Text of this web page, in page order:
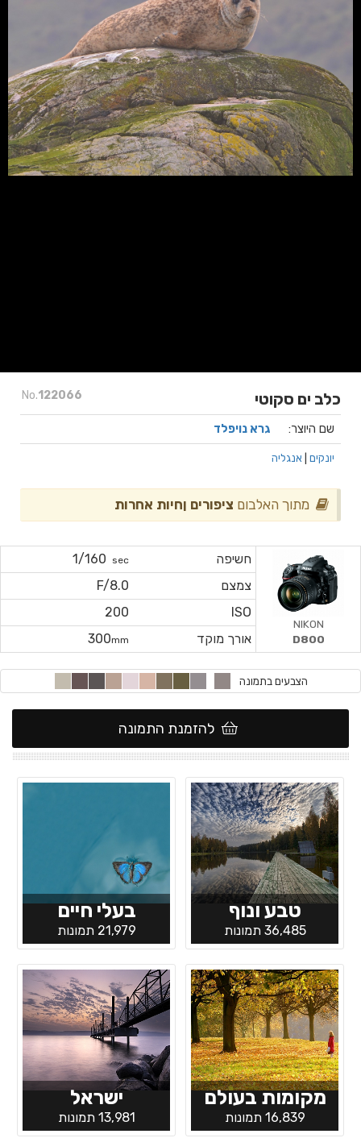
No.122066 כלב ים סקוטי
שם היוצר: גרא נויפלד
יונקים אנגליה
מתוך האלבום ציפורים ןחיות אחרות
חשיפה sec
1/160
צמצם
F/8.0
ISO
200
אורך מוקד
300mm
NIKON
D800
הצבעים בתמונה
להזמנת התמונה
טבע ונוף
36,485 תמונות
בעלי חיים
21,979 תמונות
מקומות בעולם
16,839 תמונות
ישראל
13,981 תמונות